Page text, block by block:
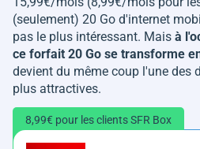
(seulement) 20 Go d'internet
pas le plus intéressant. Mais à
ce forfait 20 Go se transforme
devient du même coup l'une des
plus attractives.
8,99€ pour les clients SFR Box